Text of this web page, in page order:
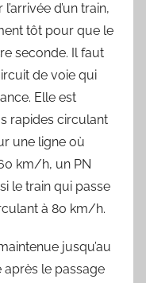
d’un train,
tôt pour que le
seconde. Il faut
de voie qui
Elle est
rapides circulant
une ligne où
km/h, un PN
le train qui passe
à 80 km/h.
jusqu’au
après le passage